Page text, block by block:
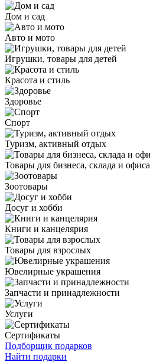
Дом и сад
Авто и мото
Игрушки, товары для детей
Красота и стиль
Здоровье
Спорт
Туризм, активный отдых
Товары для бизнеса, склада и офиса
Зоотовары
Досуг и хобби
Книги и канцелярия
Товары для взрослых
Ювелирные украшения
Запчасти и принадлежности
Услуги
Сертификаты
Подборщик подарков
Найти подарки